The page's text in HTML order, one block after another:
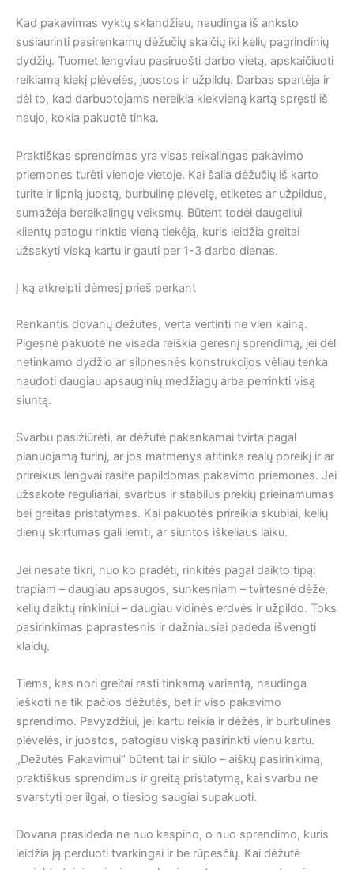
Kad pakavimas vyktų sklandžiau, naudinga iš anksto
susiaurinti pasirenkamų dėžučių skaičių iki kelių pagrindinių
dydžių. Tuomet lengviau pasiruošti darbo vietą, apskaičiuoti
reikiamą kiekį plėvelės, juostos ir užpildų. Darbas spartėja ir
dėl to, kad darbuotojams nereikia kiekvieną kartą spręsti iš
naujo, kokia pakuotė tinka.
Praktiškas sprendimas yra visas reikalingas pakavimo
priemones turėti vienoje vietoje. Kai šalia dėžučių iš karto
turite ir lipnią juostą, burbulinę plėvelę, etiketes ar užpildus,
sumažėja bereikalingų veiksmų. Būtent todėl daugeliui
klientų patogu rinktis vieną tiekėją, kuris leidžia greitai
užsakyti viską kartu ir gauti per 1-3 darbo dienas.
Į ką atkreipti dėmesį prieš perkant
Renkantis dovanų dėžutes, verta vertinti ne vien kainą.
Pigesnė pakuotė ne visada reiškia geresnį sprendimą, jei dėl
netinkamo dydžio ar silpnesnės konstrukcijos vėliau tenka
naudoti daugiau apsauginių medžiagų arba perrinkti visą
siuntą.
Svarbu pasižiūrėti, ar dėžutė pakankamai tvirta pagal
planuojamą turinį, ar jos matmenys atitinka realų poreikį ir ar
prireikus lengvai rasite papildomas pakavimo priemones. Jei
užsakote reguliariai, svarbus ir stabilus prekių prieinamumas
bei greitas pristatymas. Kai pakuotės prireikia skubiai, kelių
dienų skirtumas gali lemti, ar siuntos iškeliaus laiku.
Jei nesate tikri, nuo ko pradėti, rinkitės pagal daikto tipą:
trapiam – daugiau apsaugos, sunkesniam – tvirtesnė dėžė,
kelių daiktų rinkiniui – daugiau vidinės erdvės ir užpildo. Toks
pasirinkimas paprastesnis ir dažniausiai padeda išvengti
klaidų.
Tiems, kas nori greitai rasti tinkamą variantą, naudinga
ieškoti ne tik pačios dėžutės, bet ir viso pakavimo
sprendimo. Pavyzdžiui, jei kartu reikia ir dėžės, ir burbulinės
plėvelės, ir juostos, patogiau viską pasirinkti vienu kartu.
„Dežutės Pakavimui“ būtent tai ir siūlo – aiškų pasirinkimą,
praktiškus sprendimus ir greitą pristatymą, kai svarbu ne
svarstyti per ilgai, o tiesiog saugiai supakuoti.
Dovana prasideda ne nuo kaspino, o nuo sprendimo, kuris
leidžia ją perduoti tvarkingai ir be rūpesčių. Kai dėžutė